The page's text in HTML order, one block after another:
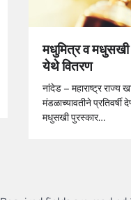
मधुमित्र व मधुसखी
येथे वितरण
नांदेड – महाराष्ट्र राज्य
मंडळाच्यावतीने प्रतिवर्षी
मधुसखी पुरस्कार…